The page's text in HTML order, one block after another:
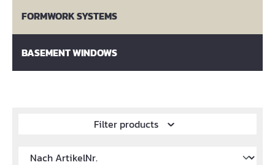
FORMWORK SYSTEMS
BASEMENT WINDOWS
Filter products